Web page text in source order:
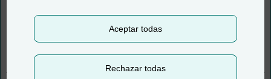
Aceptar todas
Rechazar todas
con lo que tienes